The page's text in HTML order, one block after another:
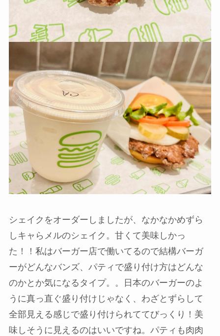
シェイクをオーダーしましたが、なかなかめずら
しキャらメルのシェイク。甘くて美味しかっ
た！！私はバーガー店で働いてるので結構バーガ
ーがどんなバンズ、パティで盛り付け方はどんな
のかとか気になるタイプ。。日本のバーガーのよ
うに真っ直ぐ盛り付けじゃなく、わざとずらして
全部見える感じで盛り付けられててびっくり！美
味しそうに見えるのはいいですね。パティも肉肉